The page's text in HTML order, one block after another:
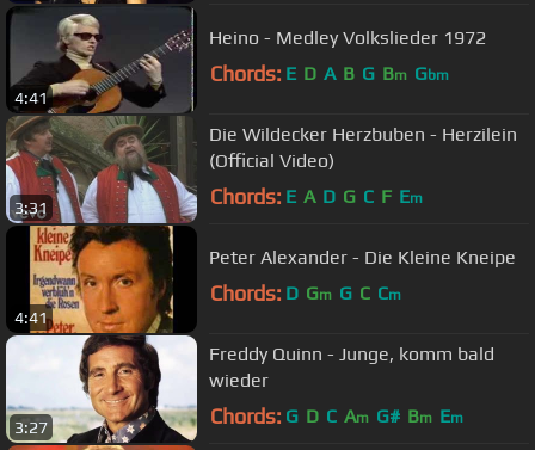
4:41
Heino - Medley Volkslieder 1972
Chords: E D A B G Bm Gbm
3:31
Die Wildecker Herzbuben - Herzilein
(Official Video)
Chords: E A D G C F Em
4:41
Peter Alexander - Die Kleine Kneipe
Chords: D Gm G C Cm
3:27
Freddy Quinn - Junge, komm bald
wieder
Chords: G D C Am G# Bm Em